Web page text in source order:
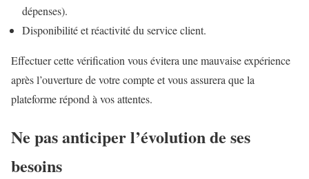
dépenses).
Disponibilité et réactivité du service client.
Effectuer cette vérification vous évitera une mauvaise expérience
après l’ouverture de votre compte et vous assurera que la
plateforme répond à vos attentes.
Ne pas anticiper l’évolution de ses
besoins